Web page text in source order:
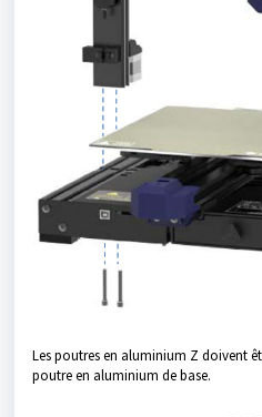
Les poutres en aluminium Z doivent
poutre en aluminium de base.